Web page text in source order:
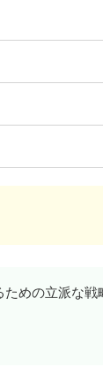
ための立派な戦